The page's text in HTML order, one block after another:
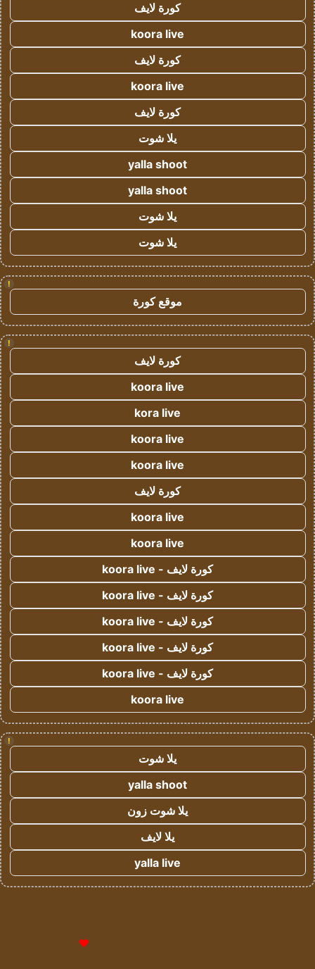
كورة لايف
koora live
كورة لايف
koora live
كورة لايف
يلا شوت
yalla shoot
yalla shoot
يلا شوت
يلا شوت
!
موقع كورة
!
كورة لايف
koora live
kora live
koora live
koora live
كورة لايف
koora live
koora live
كورة لايف - koora live
كورة لايف - koora live
كورة لايف - koora live
كورة لايف - koora live
كورة لايف - koora live
koora live
!
يلا شوت
yalla shoot
يلا شوت زون
يلا لايف
yalla live